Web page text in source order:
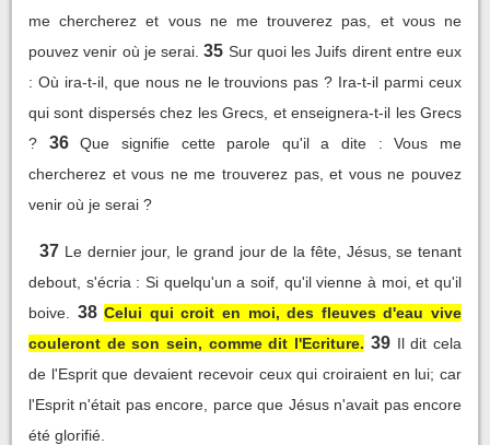
me chercherez et vous ne me trouverez pas, et vous ne
pouvez venir où je serai. 35 Sur quoi les Juifs dirent entre eux
: Où ira-t-il, que nous ne le trouvions pas ? Ira-t-il parmi ceux
qui sont dispersés chez les Grecs, et enseignera-t-il les Grecs
?
36
Que signifie cette parole qu'il a dite : Vous me
chercherez et vous ne me trouverez pas, et vous ne pouvez
venir où je serai ?
37 Le dernier jour, le grand jour de la fête, Jésus, se tenant
debout, s'écria : Si quelqu'un a soif, qu'il vienne à moi, et qu'il
boive.
38 Celui qui croit en moi, des fleuves d'eau vive
couleront de son sein, comme dit l'Ecriture. 39 Il dit cela
de l'Esprit que devaient recevoir ceux qui croiraient en lui; car
l'Esprit n'était pas encore, parce que Jésus n'avait pas encore
été glorifié.